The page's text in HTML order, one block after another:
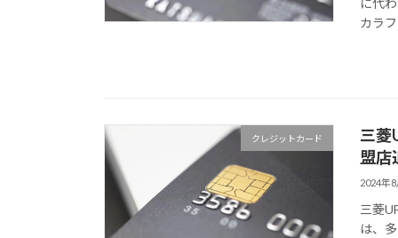
カラ
クレジットカード
三菱
盟店
2024年
三菱
は、